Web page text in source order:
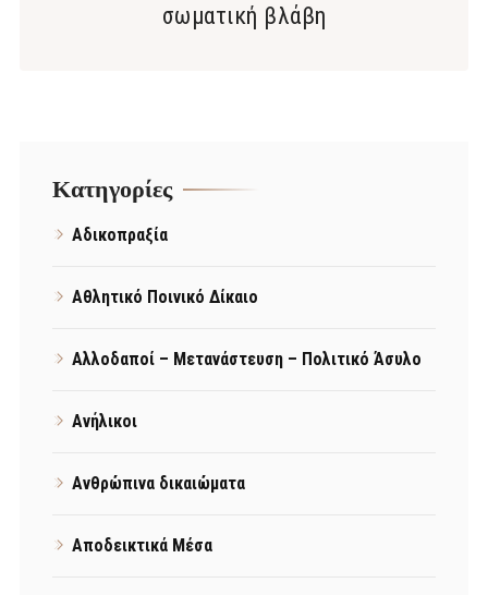
σωματική βλάβη
Kατηγορίες
Αδικοπραξία
Αθλητικό Ποινικό Δίκαιο
Αλλοδαποί – Μετανάστευση – Πολιτικό Άσυλο
Ανήλικοι
Ανθρώπινα δικαιώματα
Αποδεικτικά Μέσα